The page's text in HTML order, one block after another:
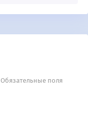
Обязательные поля